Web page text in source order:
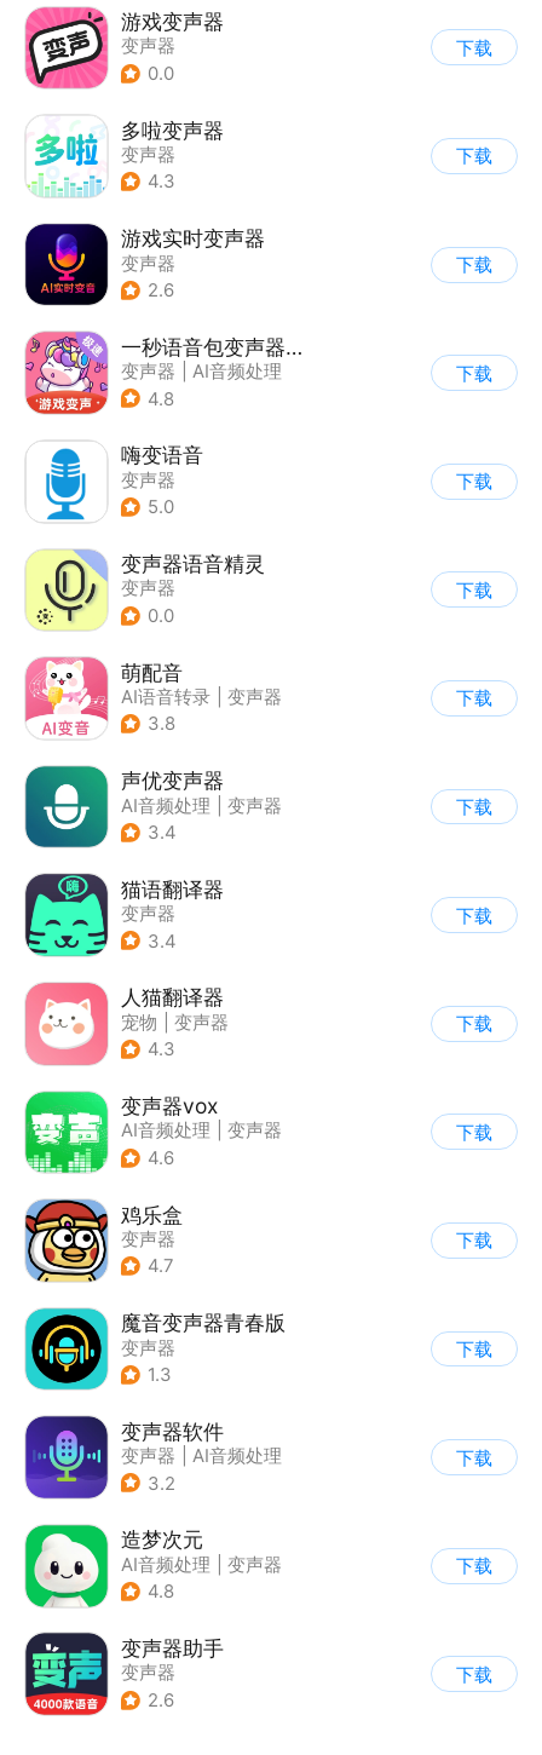
游戏变声器
变声器
0.0
下载
多啦变声器
变声器
4.3
下载
游戏实时变声器
变声器
2.6
下载
一秒语音包变声器极速版
变声器
AI音频处理
4.8
下载
嗨变语音
变声器
5.0
下载
变声器语音精灵
变声器
0.0
下载
萌配音
AI语音转录
变声器
3.8
下载
声优变声器
AI音频处理
变声器
3.4
下载
猫语翻译器
变声器
3.4
下载
人猫翻译器
宠物
变声器
4.3
下载
变声器vox
AI音频处理
变声器
4.6
下载
鸡乐盒
变声器
4.7
下载
魔音变声器青春版
变声器
1.3
下载
变声器软件
变声器
AI音频处理
3.2
下载
造梦次元
AI音频处理
变声器
4.8
下载
变声器助手
变声器
2.6
下载